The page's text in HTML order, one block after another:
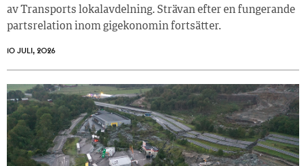
av Transports lokalavdelning. Strävan efter en fungerande
partsrelation inom gigekonomin fortsätter.
10 JULI, 2026